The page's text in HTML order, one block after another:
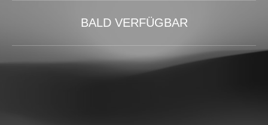
BALD VERFÜGBAR